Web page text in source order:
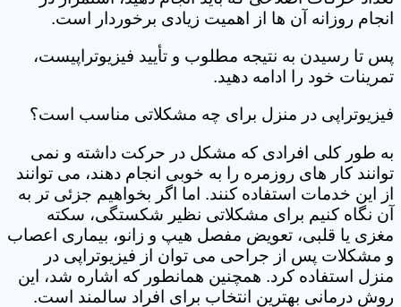
انجام روزانه آن ها از اهمیت زیادی برخوردار است.
پس تا رسیدن به نتیجه مطلوب و تأیید فیزیوتراپیست،
تمرینات خود را ادامه دهید.
فیزیوتراپی در منزل برای چه مشکلاتی مناسب است؟
به طور کلی افرادی که مشکل در حرکت داشته و نمی
توانند کار های روزمره را به خوبی انجام دهند، می توانند
از این خدمات استفاده کنند. اما اگر بخواهیم جزئی تر به
آن نگاه کنیم برای مشکلاتی نظیر شکستگی، سکته
مغزی یا قلبی، تعویض مفصل هیپ و زانو، بیماری اعصاب
و مشکلات پس از جراحی می توان از فیزیوتراپی در
منزل استفاده کرد. همچنین همانطور که اشاره شد، این
روش درمانی بهترین انتخاب برای افراد سالمند است.